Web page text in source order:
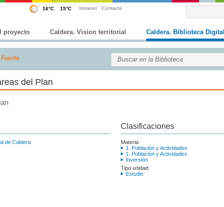
Intranet Contacto
proyecto Caldera. Vision territorial Caldera. Biblioteca Digital
Fuente
del Plan
de Caldera
Clasificaciones
Materia:
1. Población y Actividades
1. Población y Actividades
Inversión
Tipo unidad:
Estudio